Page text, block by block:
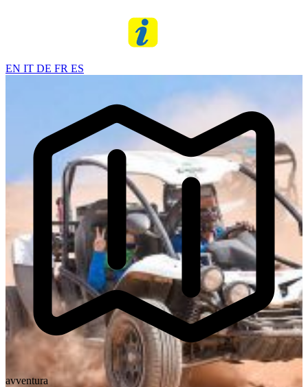
EN IT DE FR ES
avventura